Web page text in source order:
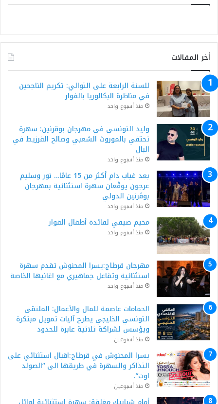
أخر المقالات
للسنة الرابعة على التوالي: تكريم الناجحين
في مناظرة البكالوريا بالفوار
منذ أسبوع واحد
وليد التونسي في مهرجان بوقرنين: سهرة
تحتفي بالموروث الشعبي وصالح الفرزيط في
البال
منذ أسبوع واحد
بعد غياب دام أكثر من 15 عامًا… نور وسليم
عرجون يوقّعان سهرة استثنائية بمهرجان
بوڨرنين الدولي
منذ أسبوع واحد
مخيم صيفي لفائدة أطفال الفوار
منذ أسبوع واحد
مهرجان قرطاج:يسرا المحنوش تقدم سهرة
استثنائية وتفاعل جماهيري مع اغانيها الخاصة
منذ أسبوع واحد
الحمامات عاصمة للمال والأعمال: الملتقى
التونسي الخليجي يطرح آليات تمويل مبتكرة
ويؤسس لشراكة ثلاثية عابرة للحدود
منذ أسبوعين
يسرا المحنوش في قرطاج:اقبال استثنائي على
التذاكر والسهرة في طريقها الى “الصولد
اوت”.
منذ أسبوعين